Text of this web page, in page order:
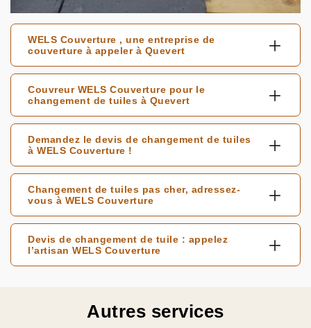
WELS Couverture , une entreprise de
couverture à appeler à Quevert
Couvreur WELS Couverture pour le
changement de tuiles à Quevert
Demandez le devis de changement de tuiles
à WELS Couverture !
Changement de tuiles pas cher, adressez-
vous à WELS Couverture
Devis de changement de tuile : appelez
l’artisan WELS Couverture
Autres services